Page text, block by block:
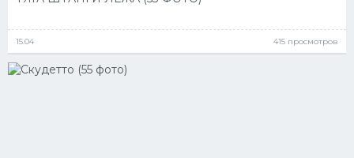
15.04 415 просмотров